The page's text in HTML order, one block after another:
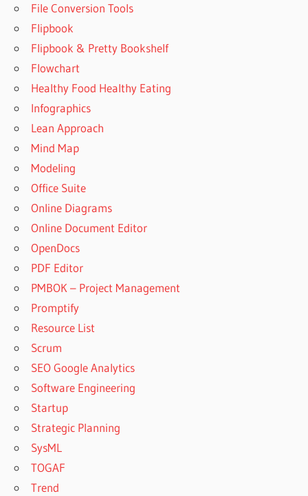
File Conversion Tools
Flipbook
Flipbook & Pretty Bookshelf
Flowchart
Healthy Food Healthy Eating
Infographics
Lean Approach
Mind Map
Modeling
Office Suite
Online Diagrams
Online Document Editor
OpenDocs
PDF Editor
PMBOK – Project Management
Promptify
Resource List
Scrum
SEO Google Analytics
Software Engineering
Startup
Strategic Planning
SysML
TOGAF
Trend